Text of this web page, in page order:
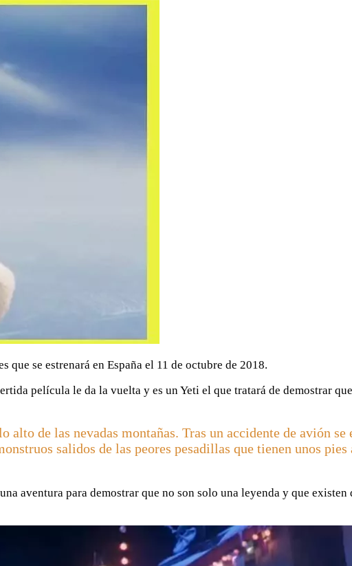
se estrenará en España el 11 de octubre de 2018.
película le da la vuelta y es un Yeti el que tratará de demostrar
de las nevadas montañas. Tras un accidente de avión se
salidos de las peores pesadillas que tienen unos
aventura para demostrar que no son solo una leyenda y que